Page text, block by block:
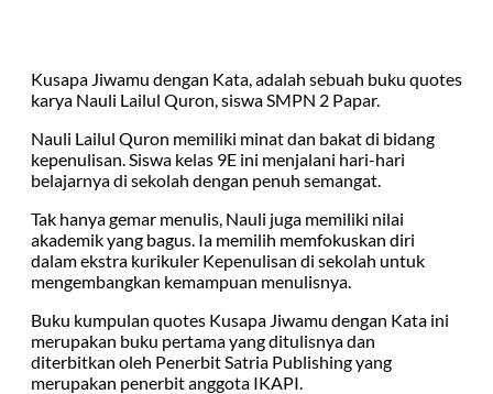
Kusapa Jiwamu dengan Kata, adalah sebuah buku quotes
karya Nauli Lailul Quron, siswa SMPN 2 Papar.
Nauli Lailul Quron memiliki minat dan bakat di bidang
kepenulisan. Siswa kelas 9E ini menjalani hari-hari
belajarnya di sekolah dengan penuh semangat.
Tak hanya gemar menulis, Nauli juga memiliki nilai
akademik yang bagus. Ia memilih memfokuskan diri
dalam ekstra kurikuler Kepenulisan di sekolah untuk
mengembangkan kemampuan menulisnya.
Buku kumpulan quotes Kusapa Jiwamu dengan Kata ini
merupakan buku pertama yang ditulisnya dan
diterbitkan oleh Penerbit Satria Publishing yang
merupakan penerbit anggota IKAPI.